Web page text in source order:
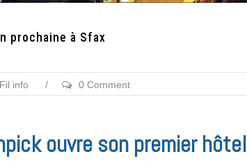
prochaine à Sfax
Fil info / 0 Comment
ouvre son premier hôtel